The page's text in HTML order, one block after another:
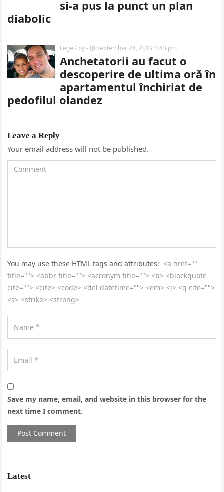
si-a pus la punct un plan
diabolic
Lege / by- September 24, 2019 1:43 pm
Anchetatorii au facut o
descoperire de ultima oră în
apartamentul închiriat de
pedofilul olandez
Leave a Reply
Your email address will not be published.
You may use these HTML tags and attributes: <a href=""
title=""> <abbr title=""> <acronym title=""> <b> <blockquote
cite=""> <cite> <code> <del datetime=""> <em> <i> <q cite="">
<s> <strike> <strong>
Save my name, email, and website in this browser for the
next time I comment.
Latest